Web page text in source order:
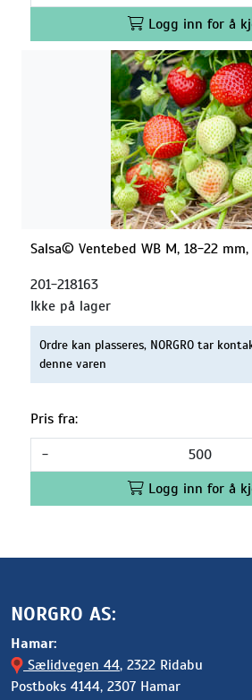
Logg inn for å
Salsa© Ventebed WB M, 18-22
201-218163
Ikke på lager
Ordre kan plasseres, NORGRO tar
denne varen
Pris fra:
-
Logg inn for å
NORGRO AS:
Hamar:
Sælidvegen 44, 2322 Ridabu
Postboks 4144, 2307 Hamar